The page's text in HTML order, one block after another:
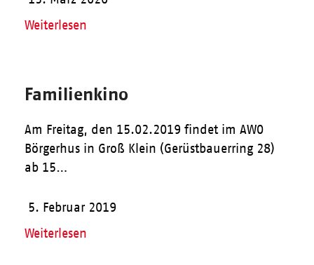
Weiterlesen
Familienkino
Am Freitag, den 15.02.2019 findet im AWO
Börgerhus in Groß Klein (Gerüstbauerring 28)
ab 15…
5. Februar 2019
Weiterlesen